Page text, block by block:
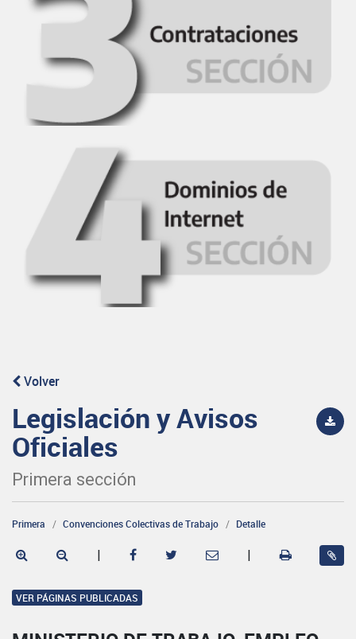
Volver
Legislación y Avisos
Oficiales
Primera sección
Primera Convenciones Colectivas de Trabajo Detalle
| |
VER PÁGINAS PUBLICADAS